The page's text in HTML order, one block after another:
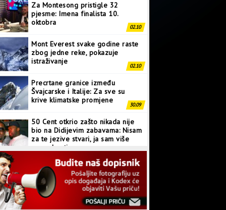
Za Montesong pristigle 32
pjesme: Imena finalista 10.
oktobra
02.10
Mont Everest svake godine raste
zbog jedne reke, pokazuje
istraživanje
02.10
Precrtane granice između
Švajcarske i Italije: Za sve su
krive klimatske promjene
30.09
50 Cent otkrio zašto nikada nije
bio na Didijevim zabavama: Nisam
za te jezive stvari, ja sam više
normalan tip
28.09
Japanci prave superkompjuter
kakav svijet još nije vidio
27.09
Linkin Park ima novu pjesmu: